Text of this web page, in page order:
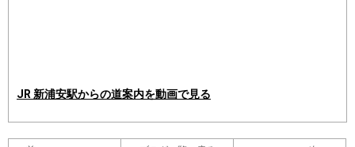
JR 新浦安駅からの道案内を動画で見る